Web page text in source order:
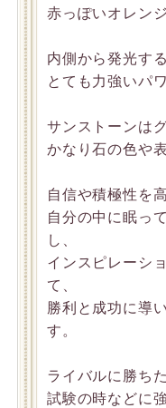
赤っぽいオレン
内側から発光す
とても力強いパ
サンストーンは
かなり石の色や
自信や積極性を
自分の中に眠っ
し、
インスピレーシ
て、
勝利と成功に導
す。
ライバルに勝ち
試験の時などに